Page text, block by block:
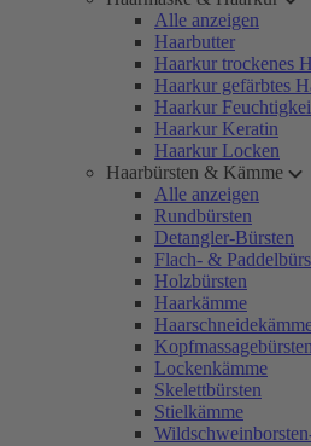
Alle anzeigen
Haarbutter
Haarkur trockenes
Haarkur gefärbtes
Haarkur
Haarkur Keratin
Haarkur Locken
Haarbürsten & Kämme
Alle anzeigen
Rundbürsten
Detangler-Bürsten
Flach- &
Holzbürsten
Haarkämme
Kopfmassagebürsten
Lockenkämme
Skelettbürsten
Stielkämme